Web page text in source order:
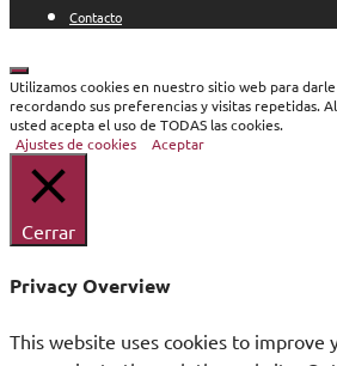
Contacto
Cerrar
Utilizamos cookies en nuestro sitio web para
recordando sus preferencias y visitas repetidas.
usted acepta el uso de TODAS las cookies.
Ajustes de cookies
Aceptar
Cerrar
Privacy Overview
This website uses cookies to improve